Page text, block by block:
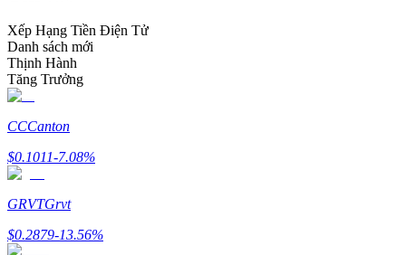
Tận hưởng chia sẻ lợi nhuận và hoa hồng giao dịch sao chép
Thông tin
Phân tích dữ liệu lớn bao gồm thông tin giao dịch, v.v.
Xếp Hạng Tiền Điện Tử
Danh sách mới
Thịnh Hành
Tăng Trưởng
CCCanton
$0.1011-7.08%
GRVTGrvt
$0.2879-13.56%